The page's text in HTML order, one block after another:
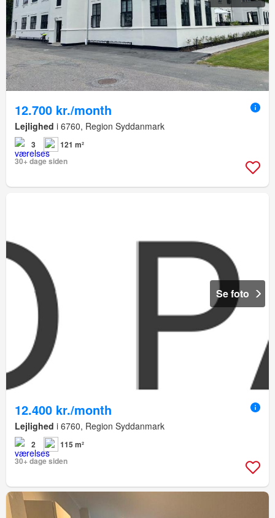
12.700 kr./month
Lejlighed i 6760, Region Syddanmark
3
121 m²
30+ dage siden
Se foto
12.400 kr./month
Lejlighed i 6760, Region Syddanmark
2
115 m²
30+ dage siden